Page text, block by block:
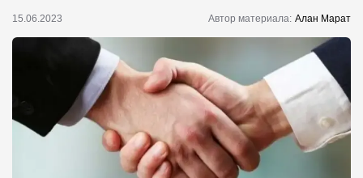
15.06.2023 Автор материала: Алан Марат